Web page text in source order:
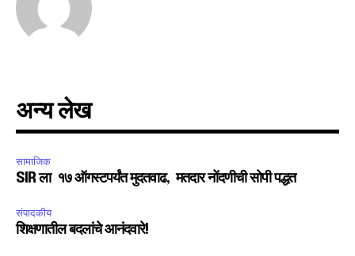
I've read and accept the
6,300
Fans
अन्य लेख
सामाजिक
SIR ला १७ ऑगस्टपर्यंत मुदतवाढ, मतदार नोंदणीची सोपी पद्धत
संपादकीय
शिक्षणातील बदलांचे आनंदवारे!